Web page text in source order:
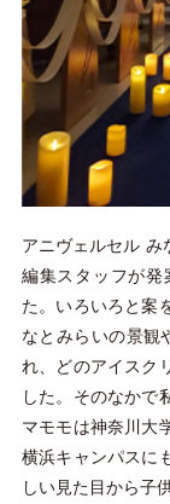
アニヴェルセル み
編集スタッフが発
た。いろいろと案
なとみらいの景観
れ、どのアイスク
した。そのなかで
マモモは神奈川大
横浜キャンパスに
しい見た目から子